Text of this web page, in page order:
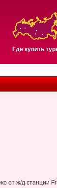
Где купить
от ж/д станции